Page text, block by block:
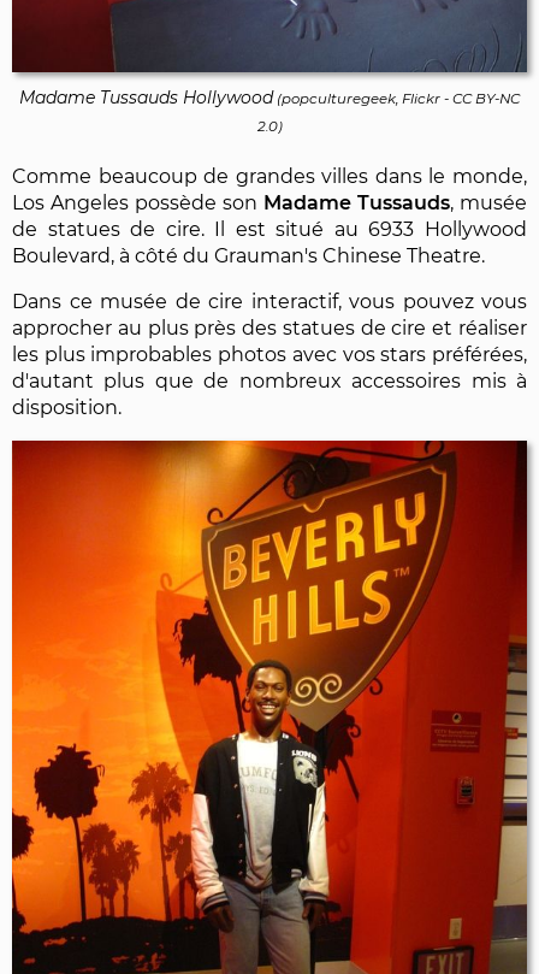
Madame Tussauds Hollywood(popculturegeek, Flickr - CC BY-NC
2.0)
Comme beaucoup de grandes villes dans le monde,
Los Angeles possède son Madame Tussauds, musée
de statues de cire. Il est situé au 6933 Hollywood
Boulevard, à côté du Grauman's Chinese Theatre.
Dans ce musée de cire interactif, vous pouvez vous
approcher au plus près des statues de cire et réaliser
les plus improbables photos avec vos stars préférées,
d'autant plus que de nombreux accessoires mis à
disposition.